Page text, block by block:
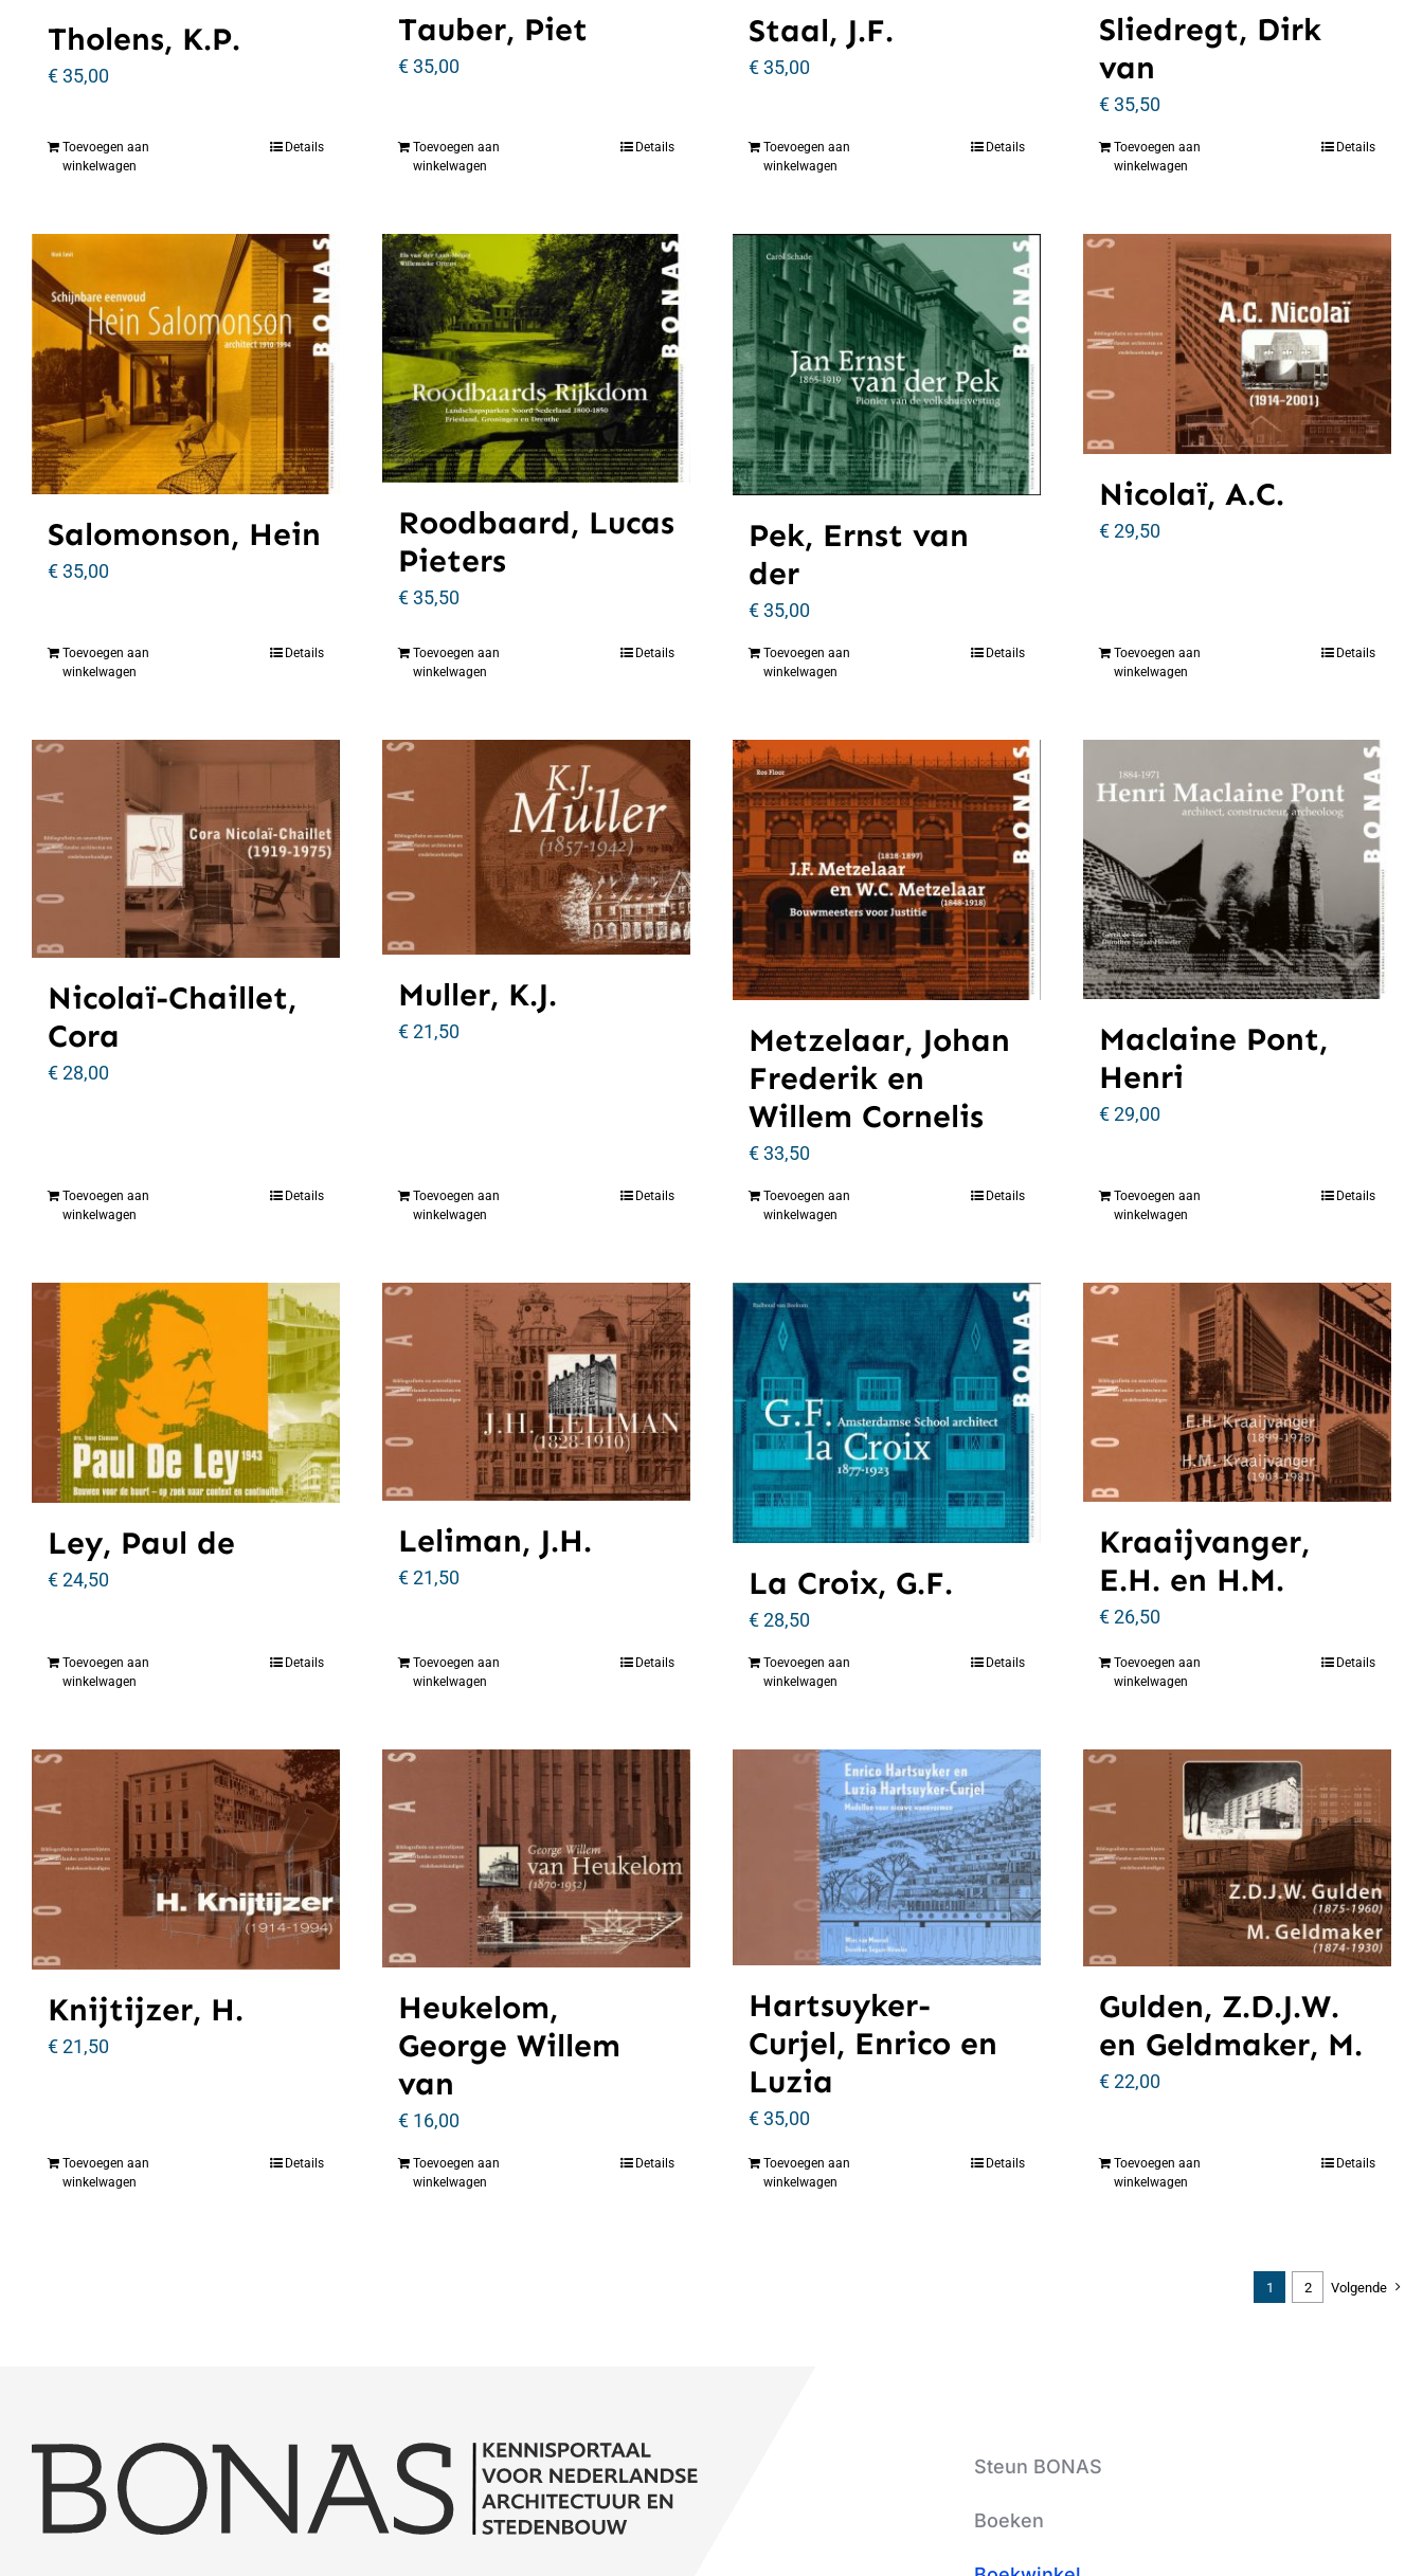
Tholens, K.P.
€35,00
Toevoegen aan
winkelwagen
Details
Tauber, Piet
€35,00
Toevoegen aan
winkelwagen
Details
Staal, J.F.
€35,00
Toevoegen aan
winkelwagen
Details
Sliedregt, Dirk
van
€35,50
Toevoegen aan
winkelwagen
Details
Salomonson, Hein
€35,00
Toevoegen aan
winkelwagen
Details
Roodbaard, Lucas
Pieters
€35,50
Toevoegen aan
winkelwagen
Details
Pek, Ernst van
der
€35,00
Toevoegen aan
winkelwagen
Details
Nicolaï, A.C.
€29,50
Toevoegen aan
winkelwagen
Details
Nicolaï-Chaillet,
Cora
€28,00
Toevoegen aan
winkelwagen
Details
Muller, K.J.
€21,50
Toevoegen aan
winkelwagen
Details
Metzelaar, Johan
Frederik en
Willem Cornelis
€33,50
Toevoegen aan
winkelwagen
Details
Maclaine Pont,
Henri
€29,00
Toevoegen aan
winkelwagen
Details
Ley, Paul de
€24,50
Toevoegen aan
winkelwagen
Details
Leliman, J.H.
€21,50
Toevoegen aan
winkelwagen
Details
La Croix, G.F.
€28,50
Toevoegen aan
winkelwagen
Details
Kraaijvanger,
E.H. en H.M.
€26,50
Toevoegen aan
winkelwagen
Details
Knijtijzer, H.
€21,50
Toevoegen aan
winkelwagen
Details
Heukelom,
George Willem
van
€ 16,00
Toevoegen aan
winkelwagen
Details
Hartsuyker-
Curjel, Enrico en
Luzia
€35,00
Toevoegen aan
winkelwagen
Details
Gulden, Z.D.J.W.
en Geldmaker, M.
€22,00
Toevoegen aan
winkelwagen
Details
1 2 Volgende
Steun BONAS
Boeken